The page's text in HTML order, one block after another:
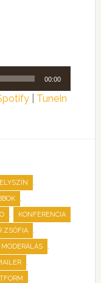
00:00
| TuneIn
,
,
, KONFERENCIA
ZSÓFIA ,
MODERÁLÁS ,
,
,